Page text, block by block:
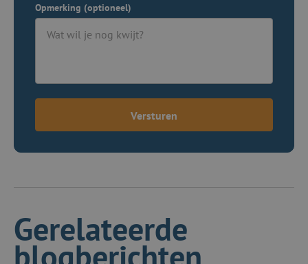
Opmerking (optioneel)
Versturen
Gerelateerde